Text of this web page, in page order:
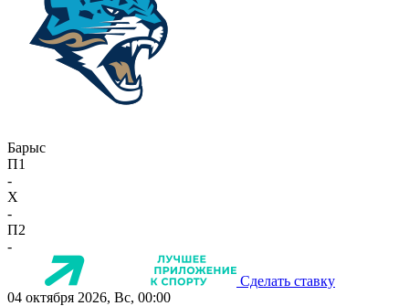
Барыс
П1
-
X
-
П2
-
Сделать ставку
04 октября 2026, Вс, 00:00